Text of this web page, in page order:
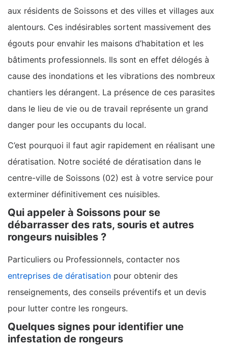
aux résidents de Soissons et des villes et villages aux
alentours. Ces indésirables sortent massivement des
égouts pour envahir les maisons d’habitation et les
bâtiments professionnels. Ils sont en effet délogés à
cause des inondations et les vibrations des nombreux
chantiers les dérangent. La présence de ces parasites
dans le lieu de vie ou de travail représente un grand
danger pour les occupants du local.
C’est pourquoi il faut agir rapidement en réalisant une
dératisation. Notre société de dératisation dans le
centre-ville de Soissons (02) est à votre service pour
exterminer définitivement ces nuisibles.
Qui appeler à Soissons pour se
débarrasser des rats, souris et autres
rongeurs nuisibles ?
Particuliers ou Professionnels, contacter nos
entreprises de dératisation pour obtenir des
renseignements, des conseils préventifs et un devis
pour lutter contre les rongeurs.
Quelques signes pour identifier une
infestation de rongeurs